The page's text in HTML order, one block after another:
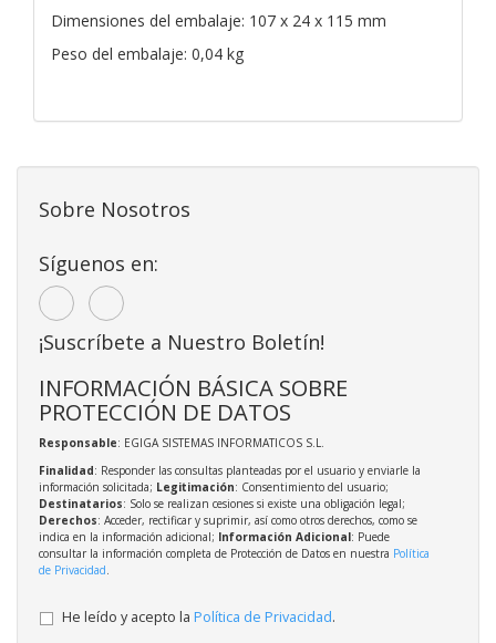
Dimensiones del embalaje: 107 x 24 x 115 mm
Peso del embalaje: 0,04 kg
Sobre Nosotros
Síguenos en:
¡Suscríbete a Nuestro Boletín!
INFORMACIÓN BÁSICA SOBRE
PROTECCIÓN DE DATOS
Responsable: EGIGA SISTEMAS INFORMATICOS S.L.
Finalidad: Responder las consultas planteadas por el usuario y enviarle la
información solicitada; Legitimación: Consentimiento del usuario;
Destinatarios: Solo se realizan cesiones si existe una obligación legal;
Derechos: Acceder, rectificar y suprimir, así como otros derechos, como se
indica en la información adicional; Información Adicional: Puede
consultar la información completa de Protección de Datos en nuestra Política
de Privacidad
He leído y acepto la Política de Privacidad.